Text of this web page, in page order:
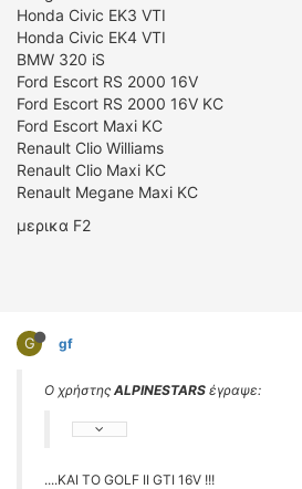
Honda Civic EK3 VTI
Honda Civic EK4 VTI
BMW 320 iS
Ford Escort RS 2000 16V
Ford Escort RS 2000 16V KC
Ford Escort Maxi KC
Renault Clio Williams
Renault Clio Maxi KC
Renault Megane Maxi KC
μερικα F2
G gf
Ο χρήστης ALPINESTARS έγραψε:
....KAI TO GOLF II GTI 16V !!!